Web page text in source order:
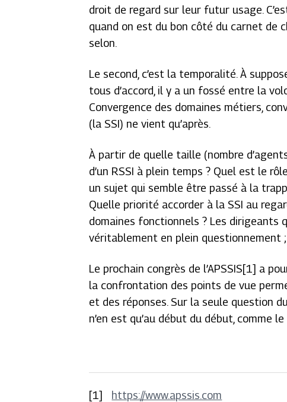
droit de regard sur leur futur usage.
quand on est du bon côté du carnet de
selon.
Le second, c’est la temporalité. À
tous d’accord, il y a un fossé entre la
Convergence des domaines métiers,
(la SSI) ne vient qu’après.
À partir de quelle taille (nombre
d’un RSSI à plein temps ? Quel est le
un sujet qui semble être passé à la
Quelle priorité accorder à la SSI au
domaines fonctionnels ? Les dirigeants
véritablement en plein questionnement
Le prochain congrès de l’APSSIS[1] a
la confrontation des points de vue
et des réponses. Sur la seule question
n’en est qu’au début du début, comme
[1] https://www.apssis.com